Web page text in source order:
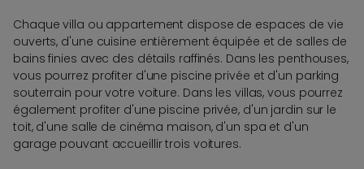
Chaque villa ou appartement dispose de espaces de vie
ouverts, d'une cuisine entièrement équipée et de salles de
bains finies avec des détails raffinés. Dans les penthouses,
vous pourrez profiter d'une piscine privée et d'un parking
souterrain pour votre voiture. Dans les villas, vous pourrez
également profiter d'une piscine privée, d'un jardin sur le
toit, d'une salle de cinéma maison, d'un spa et d'un
garage pouvant accueillir trois voitures.